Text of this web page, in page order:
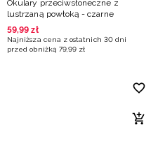
Okulary przeciwsłoneczne z
lustrzaną powłoką - czarne
59,99 zł
Najniższa cena z ostatnich 30 dni
przed obniżką 79,99 zł